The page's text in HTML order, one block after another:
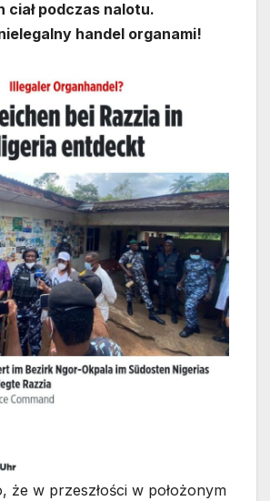
ciał podczas nalotu.
handel organami!
że w przeszłości w położonym